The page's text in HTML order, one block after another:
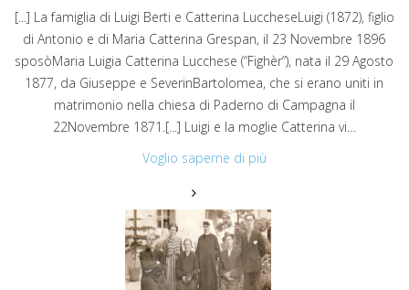
[...] La famiglia di Luigi Berti e Catterina LuccheseLuigi (1872), figlio
di Antonio e di Maria Catterina Grespan, il 23 Novembre 1896
sposòMaria Luigia Catterina Lucchese (“Fighèr”), nata il 29 Agosto
1877, da Giuseppe e SeverinBartolomea, che si erano uniti in
matrimonio nella chiesa di Paderno di Campagna il
22Novembre 1871.[...] Luigi e la moglie Catterina vi…
Voglio saperne di più